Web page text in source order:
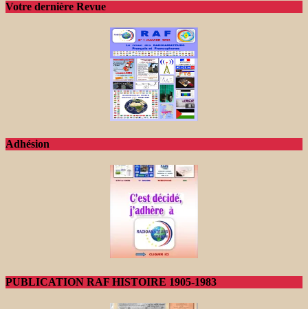
Votre dernière Revue
Adhésion
PUBLICATION RAF HISTOIRE 1905-1983